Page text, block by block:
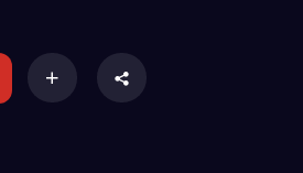
ogni volta nella sua mente.
fino a quando Matteo non
alla sua porta.